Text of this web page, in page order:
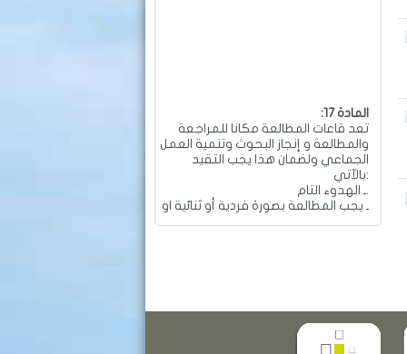
تعد قاعات المطالعة مكانا للمراجعة
والمطالعة و إنجاز البحوث وتنمية العمل
الجماعي ولضمان هذا يجب التقيد
بالآتي:
ـ الهدوء التام.
ـ يجب المطالعة بصورة فردية أو ثنائية او
جماعية و بهدوء تام.
ـ ممنوع العمل الجماعي والمناقشات
معدات وطاولات وكراسي من أماكنها